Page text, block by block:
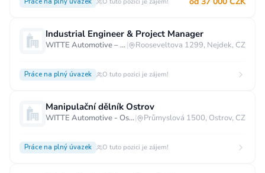
Industrial Engineer & Project Manager
WITTE Automotive – Nejdek| Rooseveltova 1299, Nejdek, CZ
Práce na plný úvazek O tuto pozici je zájem!
Manipulační dělník Ostrov
WITTE Automotive - Ostrov| Průmyslová 1500, Ostrov, CZ
Práce na plný úvazek O tuto pozici je zájem!